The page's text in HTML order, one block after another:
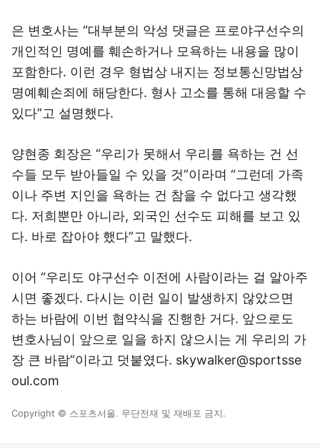
은 변호사는 “대부분의 악성 댓글은 프로야구선수의
개인적인 명예를 훼손하거나 모욕하는 내용을 많이
포함한다. 이런 경우 형법상 내지는 정보통신망법상
명예훼손죄에 해당한다. 형사 고소를 통해 대응할 수
있다”고 설명했다.
양현종 회장은 “우리가 못해서 우리를 욕하는 건 선
수들 모두 받아들일 수 있을 것”이라며 “그런데 가족
이나 주변 지인을 욕하는 건 참을 수 없다고 생각했
다. 저희뿐만 아니라, 외국인 선수도 피해를 보고 있
다. 바로 잡아야 했다”고 말했다.
이어 “우리도 야구선수 이전에 사람이라는 걸 알아주
시면 좋겠다. 다시는 이런 일이 발생하지 않았으면
하는 바람에 이번 협약식을 진행한 거다. 앞으로도
변호사님이 앞으로 일을 하지 않으시는 게 우리의 가
장 큰 바람”이라고 덧붙였다. skywalker@sportsse
oul.com
Copyright © 스포츠서울. 무단전재 및 재배포 금지.